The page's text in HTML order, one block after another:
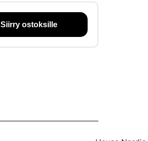
Siirry ostoksille